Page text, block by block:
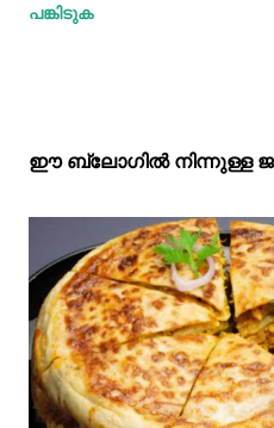
പങ്കിടുക
ഈ ബ്ലോഗിൽ നിന്നുള്ള